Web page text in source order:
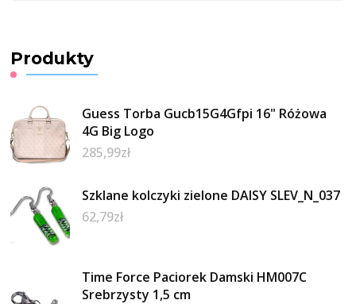
Produkty
Guess Torba Gucb15G4Gfpi 16" Różowa
4G Big Logo
285,99zł
Szklane kolczyki zielone DAISY SLEV_N_037
62,79zł
Time Force Paciorek Damski HM007C
Srebrzysty 1,5 cm